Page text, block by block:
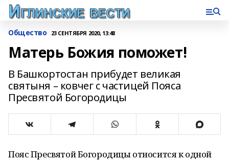
Общество 23 СЕНТЯБРЯ 2020, 13:48
Матерь Божия поможет!
В Башкортостан прибудет великая
святыня – ковчег с частицей Пояса
Пресвятой Богородицы
Пояс Пресвятой Богородицы относится к одной